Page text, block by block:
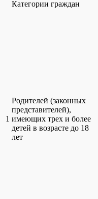
Категории граждан
1
Родителей (законных
представителей),
имеющих трех и более
детей в возрасте до 18
лет